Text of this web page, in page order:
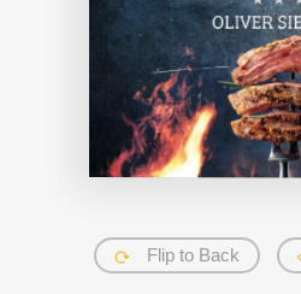
Flip to Back